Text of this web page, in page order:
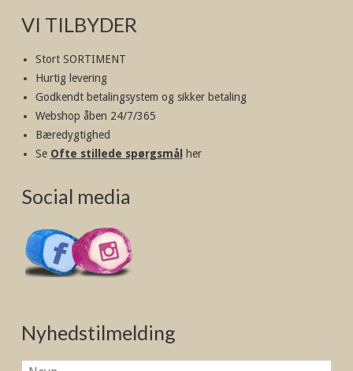
VI TILBYDER
Stort SORTIMENT
Hurtig levering
Godkendt betalingsystem og sikker betaling
Webshop åben 24/7/365
Bæredygtighed
Se Ofte stillede spørgsmål her
Social media
Nyhedstilmelding